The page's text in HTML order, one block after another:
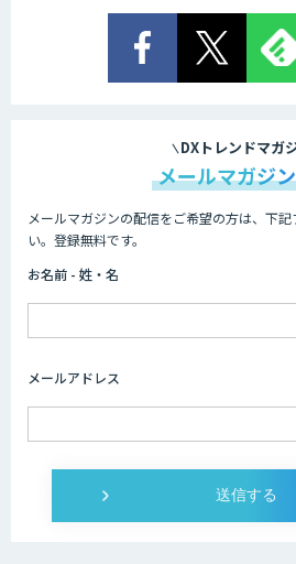
DXトレンドマガ
メールマガジ
メールマガジンの配信をご希望の方は、下
い。登録無料です。
お名前 - 姓・名
メールアドレス